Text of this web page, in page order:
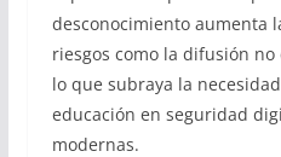
desconocimiento aumenta
riesgos como la difusión
lo que subraya la
educación en seguridad
modernas.